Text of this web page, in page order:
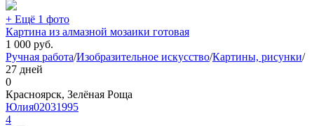
+ Ещё 1 фото
Картина из алмазной мозаики готовая
1 000 руб.
Ручная работа/Изобразительное искусство/Картины, рисунки/
27 дней
0
Красноярск, Зелёная Роща
Юлия02031995
4